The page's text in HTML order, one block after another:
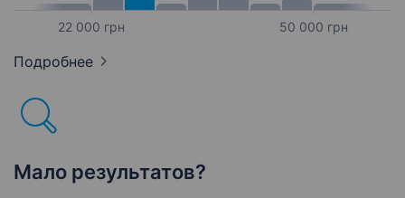
22 000 грн 50 000 грн
Подробнее
Мало результатов?